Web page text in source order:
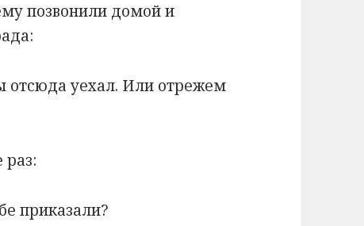
позвонили домой и
уехал. Или отрежем
приказали?